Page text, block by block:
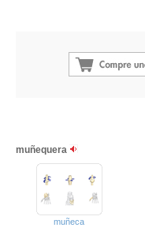
muñequera
muñeca